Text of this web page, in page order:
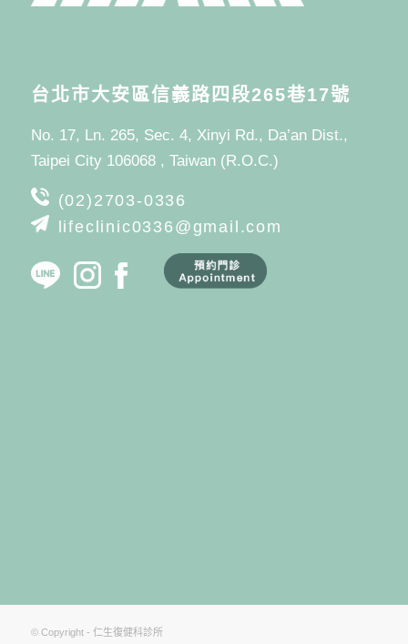
台北市大安區信義路四段265巷17號
No. 17, Ln. 265, Sec. 4, Xinyi Rd., Da’an Dist.,
Taipei City 106068 , Taiwan (R.O.C.)
(02)2703-0336
lifeclinic0336@gmail.com
© Copyright - 仁生復健科診所